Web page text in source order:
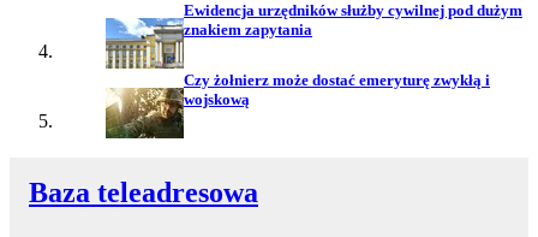
Ewidencja urzędników służby cywilnej pod dużym
znakiem zapytania
Czy żołnierz może dostać emeryturę zwykłą i
wojskową
Baza teleadresowa